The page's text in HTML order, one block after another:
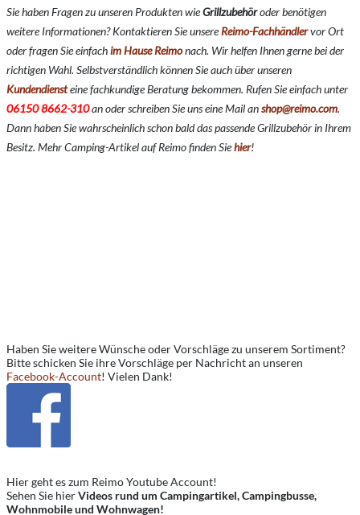
Sie haben Fragen zu unseren Produkten wieGrillzubehöroder benötigen
weitere Informationen? Kontaktieren Sie unsereReimo-Fachhändlervor Ort
oder fragen Sie einfachim Hause Reimonach. Wir helfen Ihnen gerne bei der
richtigen Wahl. Selbstverständlich können Sie auch über unseren
Kundendiensteine fachkundige Beratung bekommen. Rufen Sie einfach unter
06150 8662-310an oder schreiben Sie uns eine Mail anshop@reimo.com.
Dann haben Sie wahrscheinlich schon bald das passende Grillzubehör in Ihrem
Besitz. Mehr Camping-Artikel auf Reimo finden Siehier!
Haben Sie weitere Wünsche oder Vorschläge zu unserem Sortiment?
Bitte schicken Sie ihre Vorschläge per Nachricht an unseren
Facebook-Account! Vielen Dank!
Hier geht es zum Reimo Youtube Account!
Sehen Sie hierVideos rund um Campingartikel, Campingbusse,
Wohnmobile und Wohnwagen!